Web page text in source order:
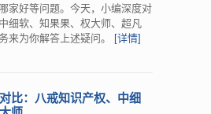
家好等问题。今天，小编深度对
细软、知果果、权大师、超凡
来为你解答上述疑问。
[详情]
比：八戒知识产权、中细